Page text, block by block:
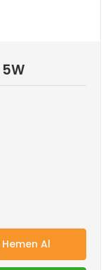
Hemen Al